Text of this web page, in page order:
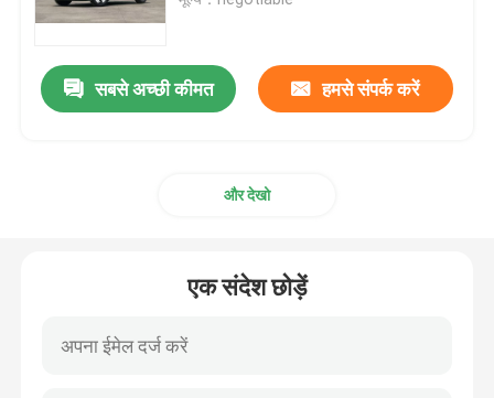
एमपीवी इलेक्ट्रिक कार
सबसे अच्छी कीमत हमसे संपर्क करें
और देखो
एक संदेश छोड़ें